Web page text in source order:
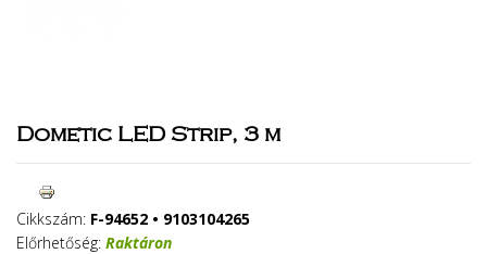
Dometic LED Strip, 3 m
Cikkszám: F-94652 • 9103104265
Előrhetőség: Raktáron